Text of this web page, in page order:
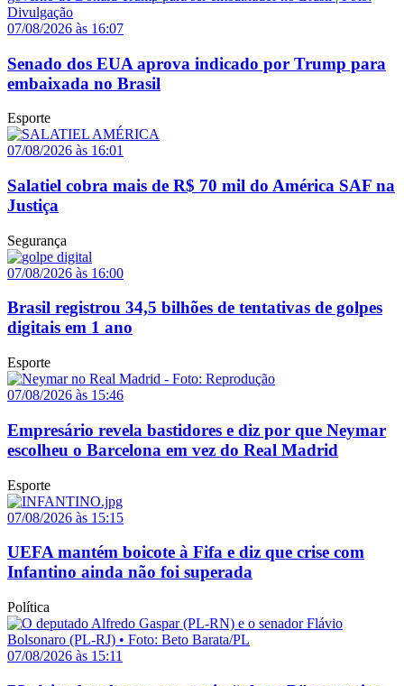
07/08/2026 às 16:07
Senado dos EUA aprova indicado por Trump para
embaixada no Brasil
Esporte
07/08/2026 às 16:01
Salatiel cobra mais de R$ 70 mil do América SAF na
Justiça
Segurança
07/08/2026 às 16:00
Brasil registrou 34,5 bilhões de tentativas de golpes
digitais em 1 ano
Esporte
07/08/2026 às 15:46
Empresário revela bastidores e diz por que Neymar
escolheu o Barcelona em vez do Real Madrid
Esporte
07/08/2026 às 15:15
UEFA mantém boicote à Fifa e diz que crise com
Infantino ainda não foi superada
Política
07/08/2026 às 15:11